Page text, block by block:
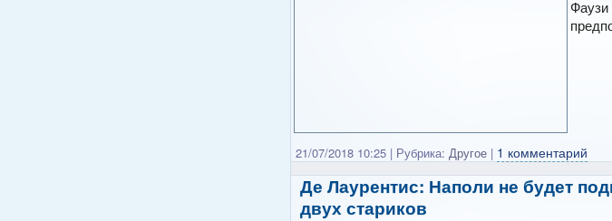
Фаузи
21/07/2018 10:25 | Рубрика: Другое | 1 комментарий
Де Лаурентис: Наполи не будет
двух стариков